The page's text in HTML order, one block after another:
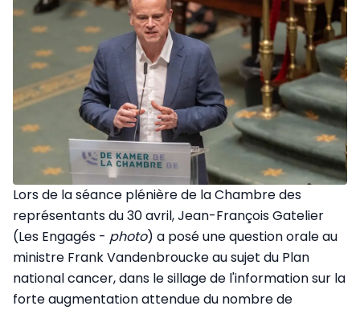
Lors de la séance plénière de la Chambre des
représentants du 30 avril, Jean-François Gatelier
(Les Engagés - photo) a posé une question orale au
ministre Frank Vandenbroucke au sujet du Plan
national cancer, dans le sillage de l'information sur la
forte augmentation attendue du nombre de